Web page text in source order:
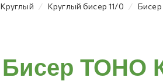
Круглый ⁄ Круглый бисер 11/0 ⁄
Бисер TOHO